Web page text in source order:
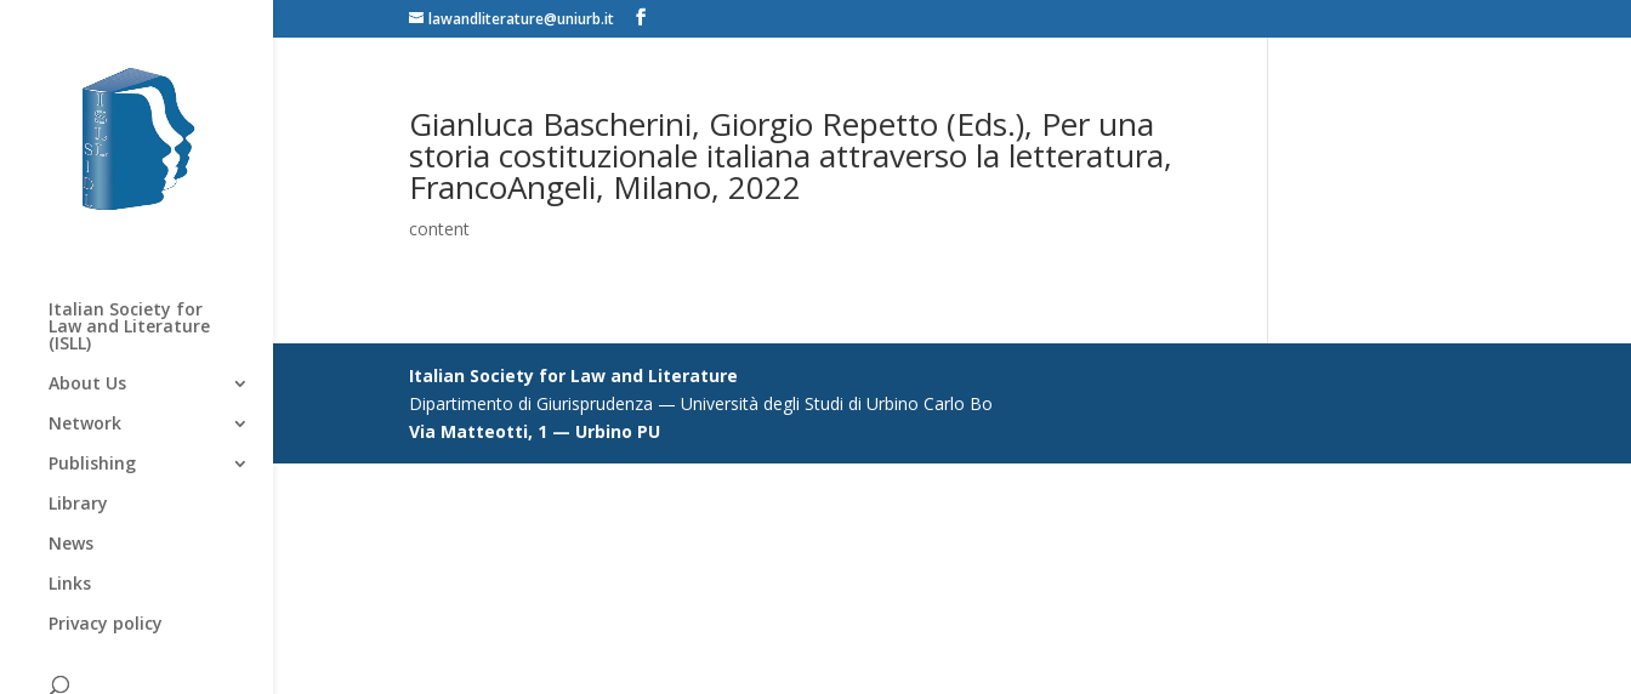
lawandliterature@uniurb.it
Italian Society for
Law and Literature
(ISLL)
About Us
Network
Publishing
Library
News
Links
Privacy policy
Gianluca Bascherini, Giorgio Repetto (Eds.), Per una
storia costituzionale italiana attraverso la letteratura,
FrancoAngeli, Milano, 2022
content
Italian Society for Law and Literature
Dipartimento di Giurisprudenza — Università degli Studi di Urbino Carlo Bo
Via Matteotti, 1 — Urbino PU